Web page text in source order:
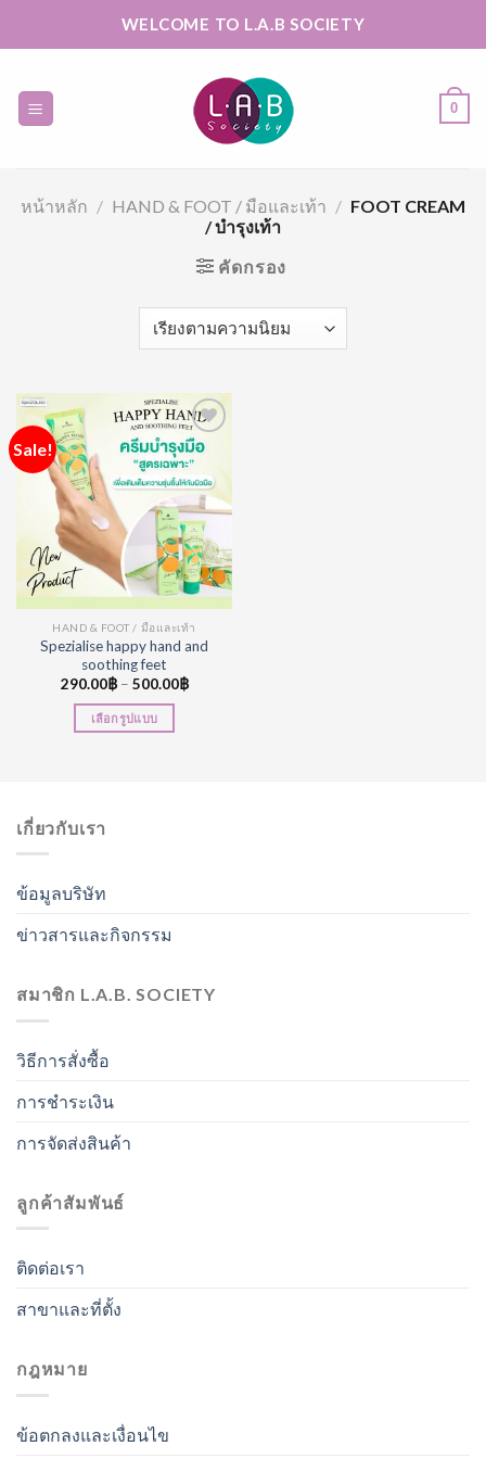
WELCOME TO L.A.B SOCIETY
0
หน้าหลัก / HAND & FOOT / มือและเท้า / FOOT CREAM
/ บำรุงเท้า
คัดกรอง
Sale!
Add to
Wishlist
HAND & FOOT / มือและเท้า
Spezialise happy hand and
soothing feet
290.00฿– 500.00฿
เลือกรูปแบบ
เกี่ยวกับเรา
ข้อมูลบริษัท
ข่าวสารและกิจกรรม
สมาชิก L.A.B. SOCIETY
วิธีการสั่งซื้อ
การชำระเงิน
การจัดส่งสินค้า
ลูกค้าสัมพันธ์
ติดต่อเรา
สาขาและที่ตั้ง
กฎหมาย
ข้อตกลงและเงื่อนไข